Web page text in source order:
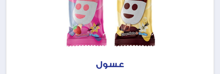
عسول